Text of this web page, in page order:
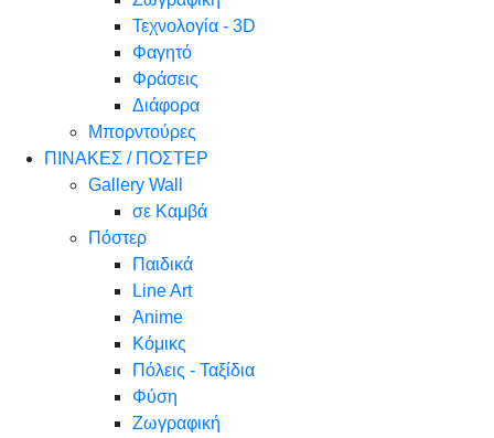
Τεχνολογία - 3D
Φαγητό
Φράσεις
Διάφορα
Μπορντούρες
ΠΙΝΑΚΕΣ / ΠΟΣΤΕΡ
Gallery Wall
σε Καμβά
Πόστερ
Παιδικά
Line Art
Anime
Κόμικς
Πόλεις - Ταξίδια
Φύση
Ζωγραφική